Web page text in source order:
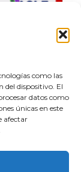
como las
del dispositivo. El
datos como
únicas en este
afectar